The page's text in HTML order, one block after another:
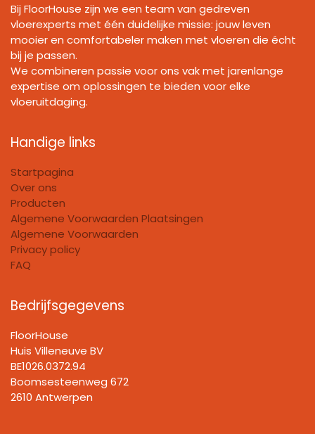
Bij FloorHouse zijn we een team van gedreven
vloerexperts met één duidelijke missie: jouw leven
mooier en comfortabeler maken met vloeren die écht
bij je passen.
We combineren passie voor ons vak met jarenlange
expertise om oplossingen te bieden voor elke
vloeruitdaging.
Handige links
Startpagina
Over ons
Producten
Algemene Voorwaarden Plaatsingen
Algemene Voorwaarden
Privacy policy
FAQ
Bedrijfsgegevens
FloorHouse
Huis Villeneuve BV​
BE1026.0372.94
Boomsesteenweg 672
2610 Antwerpen